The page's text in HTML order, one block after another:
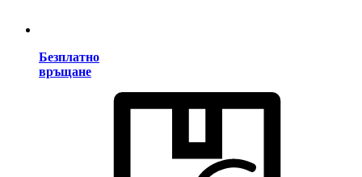
Безплатно
връщане